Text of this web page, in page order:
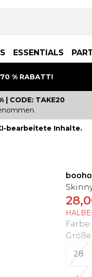
ESSENTIALS
70 % RABATT!
| CODE: TAKE20
bearbeitete Inhalte.
Farbe:
28